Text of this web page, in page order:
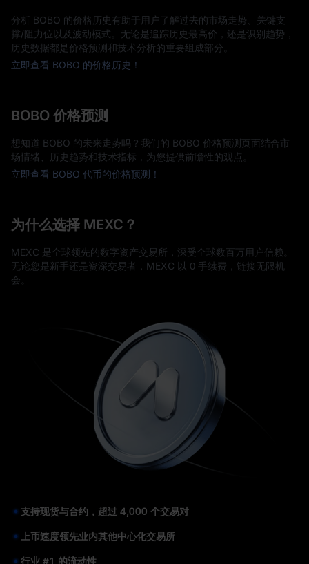
分析 BOBO 的价格历史有助于用户了解过去的市场走势、关键支
撑/阻力位以及波动模式。无论是追踪历史最高价，还是识别趋势，
历史数据都是价格预测和技术分析的重要组成部分。
立即查看 BOBO 的价格历史！
BOBO 价格预测
想知道 BOBO 的未来走势吗？我们的 BOBO 价格预测页面结合市
场情绪、历史趋势和技术指标，为您提供前瞻性的观点。
立即查看 BOBO 代币的价格预测！
为什么选择 MEXC？
MEXC 是全球领先的数字资产交易所，深受全球数百万用户信赖。
无论您是新手还是资深交易者，MEXC 以 0 手续费，链接无限机
会。
支持现货与合约，超过 4,000 个交易对
上币速度领先业内其他中心化交易所
行业 #1 的流动性